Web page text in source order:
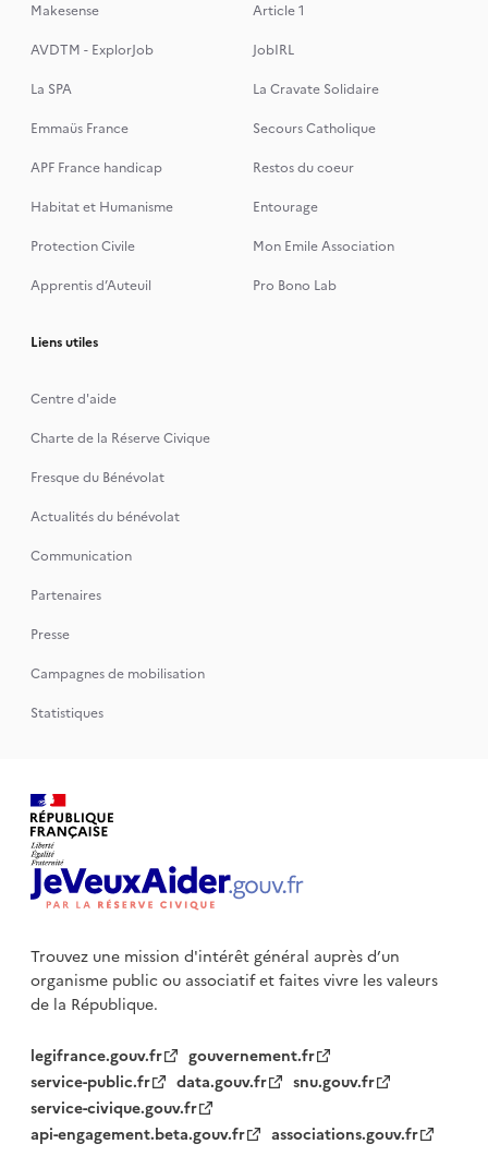
Makesense
Article 1
AVDTM - ExplorJob
JobIRL
La SPA
La Cravate Solidaire
Emmaüs France
Secours Catholique
APF France handicap
Restos du coeur
Habitat et Humanisme
Entourage
Protection Civile
Mon Emile Association
Apprentis d’Auteuil
Pro Bono Lab
Liens utiles
Centre d'aide
Charte de la Réserve Civique
Fresque du Bénévolat
Actualités du bénévolat
Communication
Partenaires
Presse
Campagnes de mobilisation
Statistiques
Trouvez une mission d'intérêt général auprès d’un
organisme publicou associatif et faites vivre les valeurs
de la République.
legifrance.gouv.fr
gouvernement.fr
service-public.fr
data.gouv.fr
snu.gouv.fr
service-civique.gouv.fr
api-engagement.beta.gouv.fr
associations.gouv.fr